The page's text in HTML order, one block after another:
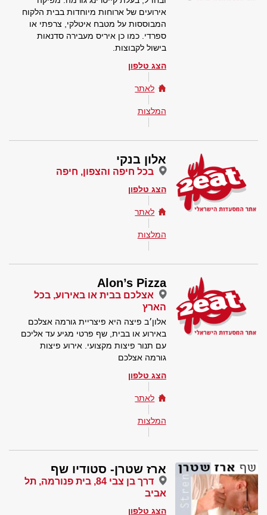
אירועים של ארוחות מיוחדות בבית הלקוח
המבוססות על מטבח איטלקי, צרפתי או
ספרדי. כמו כן איריס מעבירה סדנאות
בישול לקבוצות.
הצג טלפון
לאתר
המלצות
אלון בנקי
בכל חיפה והצפון, חיפה
הצג טלפון
לאתר
המלצות
Alon’s Pizza
אצלכם בבית או באירוע, בכל
הארץ
אלון׳ב פיצה היא פיצריית גורמה אצלכם
באירוע או בבית, שף פרטי מגיע עד אליכם
עם תנור פיצות מקצועי. אירוע פיצות
גורמה אצלכם
הצג טלפון
לאתר
המלצות
ארז שטרן- סטודיו שף
דרך בן צבי 84, בית פנורמה, תל
אביב
הצג טלפון